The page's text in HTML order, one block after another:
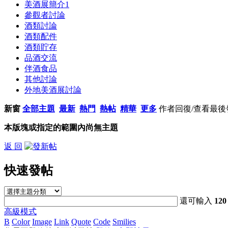
美酒展簡介1
參觀者討論
酒類討論
酒類配件
酒類貯存
品酒交流
伴酒食品
其他討論
外地美酒展討論
新窗 全部主題 最新 熱門 熱帖 精華 更多 作者回復/查看最後
本版塊或指定的範圍內尚無主題
返 回
快速發帖
還可輸入 120
高級模式
B Color Image Link Quote Code Smilies